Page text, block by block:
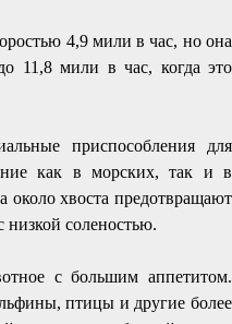
4,9 мили в час, но она
11,8 мили в час, когда это
приспособления для
как в морских, так и в
хвоста предотвращают
низкой соленостью.
с большим аппетитом.
птицы и другие более